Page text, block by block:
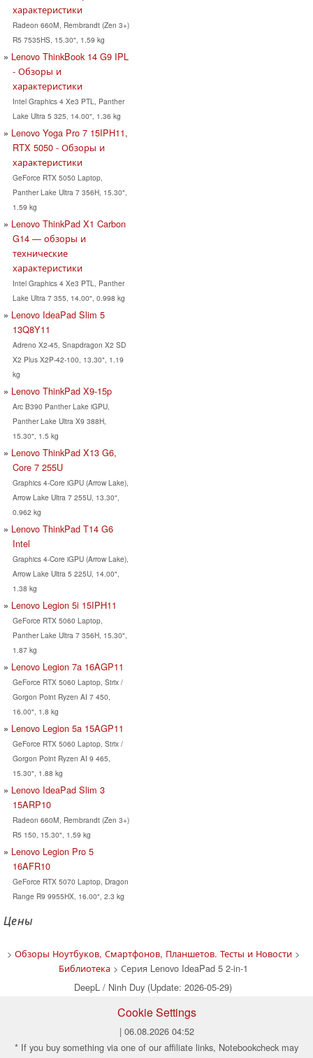
характеристики
Radeon 660M, Rembrandt (Zen 3+)
R5 7535HS, 15.30", 1.59 kg
Lenovo ThinkBook 14 G9 IPL
- Обзоры и
характеристики
Intel Graphics 4 Xe3 PTL, Panther
Lake Ultra 5 325, 14.00", 1.36 kg
Lenovo Yoga Pro 7 15IPH11,
RTX 5050 - Обзоры и
характеристики
GeForce RTX 5050 Laptop,
Panther Lake Ultra 7 356H, 15.30",
1.59 kg
Lenovo ThinkPad X1 Carbon
G14 — обзоры и
технические
характеристики
Intel Graphics 4 Xe3 PTL, Panther
Lake Ultra 7 355, 14.00", 0.998 kg
Lenovo IdeaPad Slim 5
13Q8Y11
Adreno X2-45, Snapdragon X2 SD
X2 Plus X2P-42-100, 13.30", 1.19
kg
Lenovo ThinkPad X9-15p
Arc B390 Panther Lake iGPU,
Panther Lake Ultra X9 388H,
15.30", 1.5 kg
Lenovo ThinkPad X13 G6,
Core 7 255U
Graphics 4-Core iGPU (Arrow Lake),
Arrow Lake Ultra 7 255U, 13.30",
0.962 kg
Lenovo ThinkPad T14 G6
Intel
Graphics 4-Core iGPU (Arrow Lake),
Arrow Lake Ultra 5 225U, 14.00",
1.38 kg
Lenovo Legion 5i 15IPH11
GeForce RTX 5060 Laptop,
Panther Lake Ultra 7 356H, 15.30",
1.87 kg
Lenovo Legion 7a 16AGP11
GeForce RTX 5060 Laptop, Strix /
Gorgon Point Ryzen AI 7 450,
16.00", 1.8 kg
Lenovo Legion 5a 15AGP11
GeForce RTX 5060 Laptop, Strix /
Gorgon Point Ryzen AI 9 465,
15.30", 1.88 kg
Lenovo IdeaPad Slim 3
15ARP10
Radeon 660M, Rembrandt (Zen 3+)
R5 150, 15.30", 1.59 kg
Lenovo Legion Pro 5
16AFR10
GeForce RTX 5070 Laptop, Dragon
Range R9 9955HX, 16.00", 2.3 kg
Цены
> Обзоры Ноутбуков, Смартфонов, Планшетов. Тесты и Новости>
Библиотека> Серия Lenovo IdeaPad 5 2-in-1
DeepL / Ninh Duy (Update: 2026-05-29)
Cookie Settings
| 06.08.2026 04:52
* If you buy something via one of our affiliate links, Notebookcheck may